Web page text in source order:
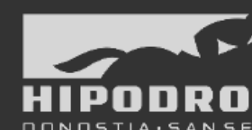
02/08 17:30
12/08 12:24